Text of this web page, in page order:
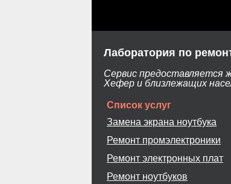
Лаборатория по
Сервис
Хефер и близлежащих
Список услуг
Замена экрана ноутбука
Ремонт промэлектроники
Ремонт электронных плат
Ремонт ноутбуков